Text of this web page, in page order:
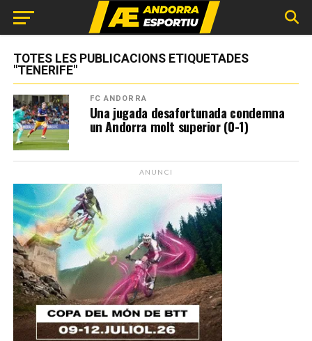
TOTES LES PUBLICACIONS ETIQUETADES
"TENERIFE"
FC ANDORRA
Una jugada desafortunada condemna
un Andorra molt superior (0-1)
ANUNCI